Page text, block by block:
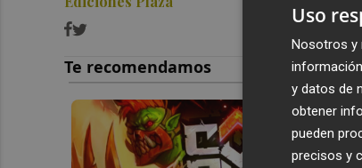
Uso
Nosotros y
y datos de
obtener
pueden
precisos y